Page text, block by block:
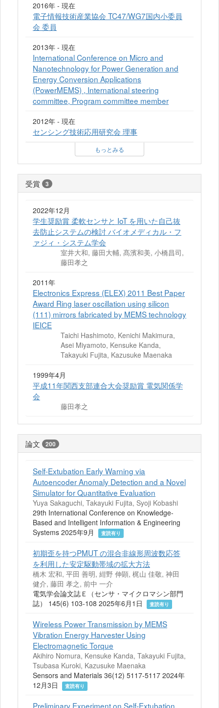
2016年 - 現在
電子情報技術産業協会 TC47/WG7国内小委員
会 委員
2013年 - 現在
International Conference on Micro and
Nanotechnology for Power Generation and
Energy Conversion Applications
(PowerMEMS) , International steering
committee, Program committee member
2012年 - 現在
センシング技術応用研究会 理事
もっとみる
受賞 3
2022年12月
学生奨励賞 柔軟センサと IoT を用いた自己抜
去防止システムの検討 バイオメディカル・フ
ァジィ・システム学会
室井大和, 藤田大輔, 髙濱和美, 小橋昌司,
藤田孝之
2011年
Electronics Express (ELEX) 2011 Best Paper
Award Ring laser oscillation using silicon
(111) mirrors fabricated by MEMS technology
IEICE
Taichi Hashimoto, Kenichi Makimura,
Asei Miyamoto, Kensuke Kanda,
Takayuki Fujita, Kazusuke Maenaka
1999年4月
平成11年関西支部連合大会奨励賞 電気関係学
会
藤田孝之
論文 200
Self-Extubation Early Warning via
Autoencoder Anomaly Detection and a Novel
Simulator for Quantitative Evaluation
Yuya Sakaguchi, Takayuki Fujita, Syoji Kobashi
29th International Conference on Knowledge-
Based and Intelligent Information & Engineering
Systems 2025年9月
査読有り
初期歪を持つPMUT の混合非線形周波数応答
を利用した安定駆動帯域の拡大方法
橋木 宏和, 平田 善明, 紺野 伸顕, 梶山 佳敬, 神田
健介, 藤田 孝之, 前中 一介
電気学会論文誌Ｅ（センサ・マイクロマシン部門
誌） 145(6) 103-108 2025年6月1日
査読有り
Wireless Power Transmission by MEMS
Vibration Energy Harvester Using
Electromagnetic Torque
Akihiro Nomura, Kensuke Kanda, Takayuki Fujita,
Tsubasa Kuroki, Kazusuke Maenaka
Sensors and Materials 36(12) 5117-5117 2024年
12月3日
査読有り
Preliminary Experiment on Self-Extubation